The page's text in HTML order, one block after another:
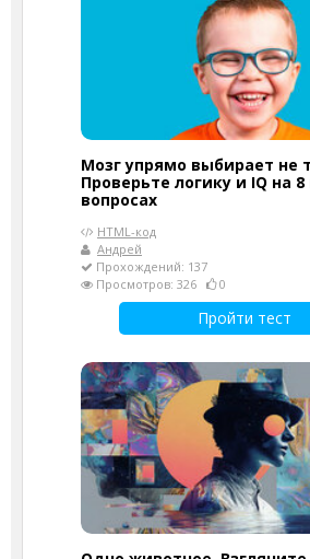
Мозг упрямо выбирает не
Проверьте логику и IQ на
вопросах
HTML-код
Андрей
Прохождений: 137
Просмотров: 326
0
Пройти тест